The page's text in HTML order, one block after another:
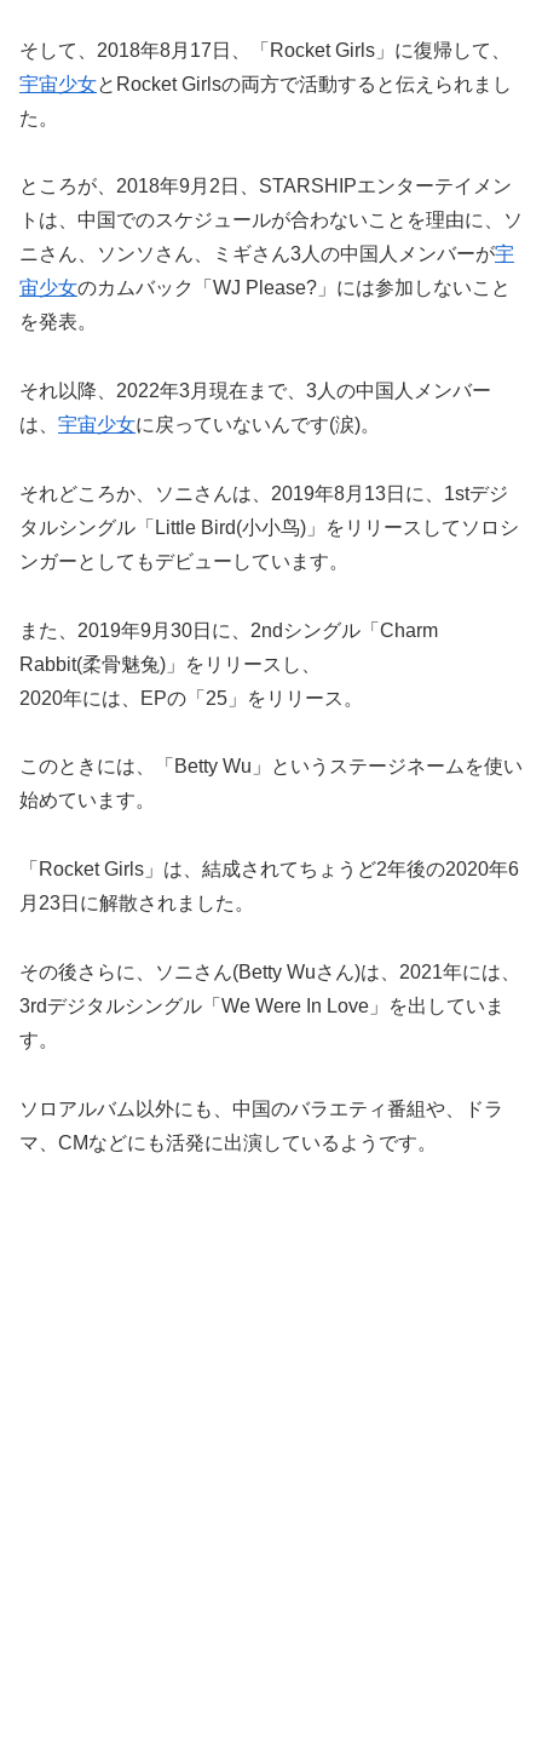
そして、2018年8月17日、「Rocket Girls」に復帰して、
宇宙少女とRocket Girlsの両方で活動すると伝えられまし
た。
ところが、2018年9月2日、STARSHIPエンターテイメン
トは、中国でのスケジュールが合わないことを理由に、ソ
ニさん、ソンソさん、ミギさん3人の中国人メンバーが宇
宙少女のカムバック「WJ Please?」には参加しないこと
を発表。
それ以降、2022年3月現在まで、3人の中国人メンバー
は、 宇宙少女に戻っていないんです(涙)。
それどころか、ソニさんは、2019年8月13日に、1stデジ
タルシングル「Little Bird(小小鸟)」をリリースしてソロシ
ンガーとしてもデビューしています。
また、2019年9月30日に、2ndシングル「Charm
Rabbit(柔骨魅兔)」をリリースし、
2020年には、EPの「25」をリリース。
このときには、「Betty Wu」というステージネームを使い
始めています。
「Rocket Girls」は、結成されてちょうど2年後の2020年6
月23日に解散されました。
その後さらに、ソニさん(Betty Wuさん)は、2021年には、
3rdデジタルシングル「We Were In Love」を出していま
す。
ソロアルバム以外にも、中国のバラエティ番組や、ドラ
マ、CMなどにも活発に出演しているようです。